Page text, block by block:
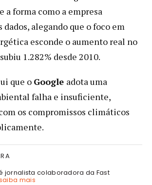
a forma como a empresa
dados, alegando que o foco em
esconde o aumento real no
1.282% desde 2010.
que o Google adota uma
falha e insuficiente,
os compromissos climáticos
jornalista colaboradora da Fast
mais